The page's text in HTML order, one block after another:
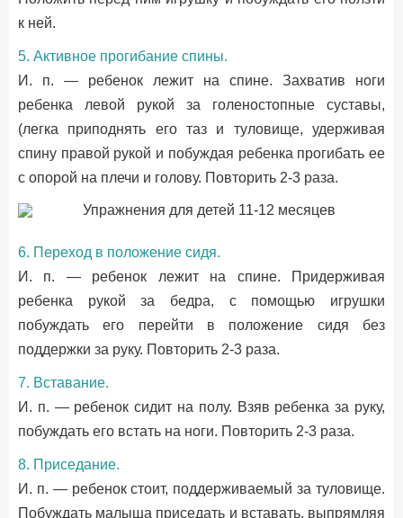
к ней.
5. Активное прогибание спины.
И. п. — ребенок лежит на спине. Захватив ноги
ребенка левой рукой за голеностопные суставы,
(легка приподнять его таз и туловище, удерживая
спину правой рукой и побуждая ребенка прогибать ее
с опорой на плечи и голову. Повторить 2-3 раза.
6. Переход в положение сидя.
И. п. — ребенок лежит на спине. Придерживая
ребенка рукой за бедра, с помощью игрушки
побуждать его перейти в положение сидя без
поддержки за руку. Повторить 2-3 раза.
7. Вставание.
И. п. — ребенок сидит на полу. Взяв ребенка за руку,
побуждать его встать на ноги. Повторить 2-3 раза.
8. Приседание.
И. п. — ребенок стоит, поддерживаемый за туловище.
Побуждать малыша приседать и вставать, выпрямляя